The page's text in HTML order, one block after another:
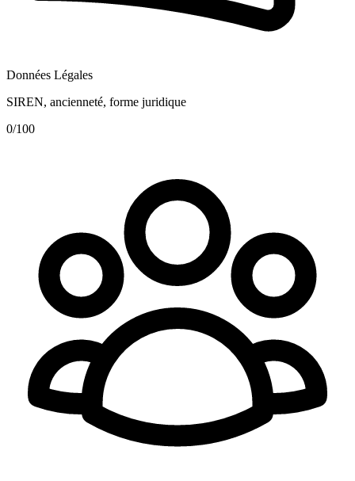
Données Légales
SIREN, ancienneté, forme juridique
0/100